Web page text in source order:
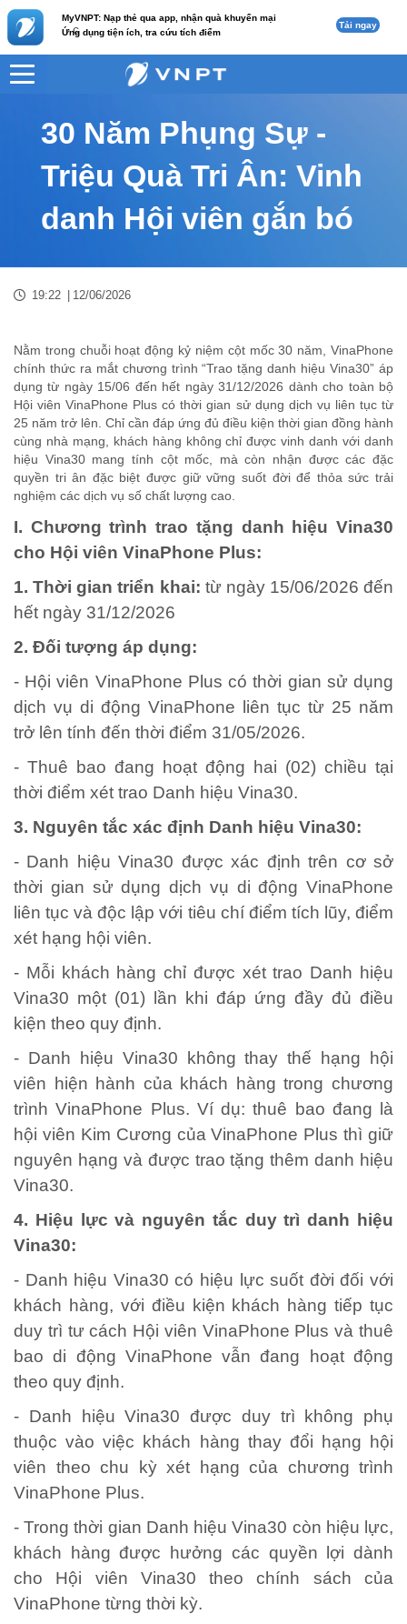
MyVNPT: Nạp thẻ qua app, nhận quà khuyến mại
Ứng dụng tiện ích, tra cứu tích điểm
c Tải ngay
VNPT Nội dung tin
30 Năm Phụng Sự -
Triệu Quà Tri Ân: Vinh
danh Hội viên gắn bó
19:22 12/06/2026
Nằm trong chuỗi hoạt động kỷ niệm cột mốc 30 năm, VinaPhone
chính thức ra mắt chương trình “Trao tặng danh hiệu Vina30” áp
dụng từ ngày 15/06 đến hết ngày 31/12/2026 dành cho toàn bộ
Hội viên VinaPhone Plus có thời gian sử dụng dịch vụ liên tục từ
25 năm trở lên. Chỉ cần đáp ứng đủ điều kiện thời gian đồng hành
cùng nhà mạng, khách hàng không chỉ được vinh danh với danh
hiệu Vina30 mang tính cột mốc, mà còn nhận được các đặc
quyền tri ân đặc biệt được giữ vững suốt đời để thỏa sức trải
nghiệm các dịch vụ số chất lượng cao.
I. Chương trình trao tặng danh hiệu Vina30
cho Hội viên VinaPhone Plus:
1. Thời gian triển khai: từ ngày 15/06/2026 đến
hết ngày 31/12/2026
2. Đối tượng áp dụng:
- Hội viên VinaPhone Plus có thời gian sử dụng
dịch vụ di động VinaPhone liên tục từ 25 năm
trở lên tính đến thời điểm 31/05/2026.
- Thuê bao đang hoạt động hai (02) chiều tại
thời điểm xét trao Danh hiệu Vina30.
3. Nguyên tắc xác định Danh hiệu Vina30:
- Danh hiệu Vina30 được xác định trên cơ sở
thời gian sử dụng dịch vụ di động VinaPhone
liên tục và độc lập với tiêu chí điểm tích lũy, điểm
xét hạng hội viên.
- Mỗi khách hàng chỉ được xét trao Danh hiệu
Vina30 một (01) lần khi đáp ứng đầy đủ điều
kiện theo quy định.
- Danh hiệu Vina30 không thay thế hạng hội
viên hiện hành của khách hàng trong chương
trình VinaPhone Plus. Ví dụ: thuê bao đang là
hội viên Kim Cương của VinaPhone Plus thì giữ
nguyên hạng và được trao tặng thêm danh hiệu
Vina30.
4. Hiệu lực và nguyên tắc duy trì danh hiệu
Vina30:
- Danh hiệu Vina30 có hiệu lực suốt đời đối với
khách hàng, với điều kiện khách hàng tiếp tục
duy trì tư cách Hội viên VinaPhone Plus và thuê
bao di động VinaPhone vẫn đang hoạt động
theo quy định.
- Danh hiệu Vina30 được duy trì không phụ
thuộc vào việc khách hàng thay đổi hạng hội
viên theo chu kỳ xét hạng của chương trình
VinaPhone Plus.
- Trong thời gian Danh hiệu Vina30 còn hiệu lực,
khách hàng được hưởng các quyền lợi dành
cho Hội viên Vina30 theo chính sách của
VinaPhone từng thời kỳ.